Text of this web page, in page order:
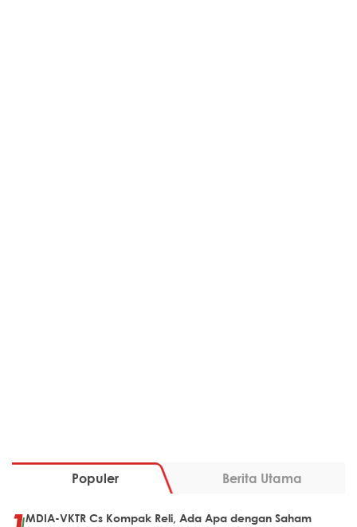
Populer Berita Utama
MDIA-VKTR Cs Kompak Reli, Ada Apa dengan Saham